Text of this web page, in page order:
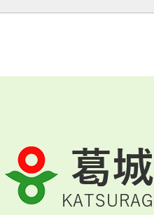
葛
城
市